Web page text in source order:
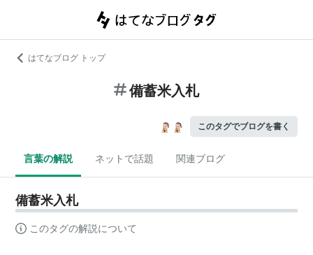
はてなブログ トップ
備蓄米入札
このタグでブログを書く
言葉の解説 ネットで話題 関連ブログ
備蓄米入札
このタグの解説について